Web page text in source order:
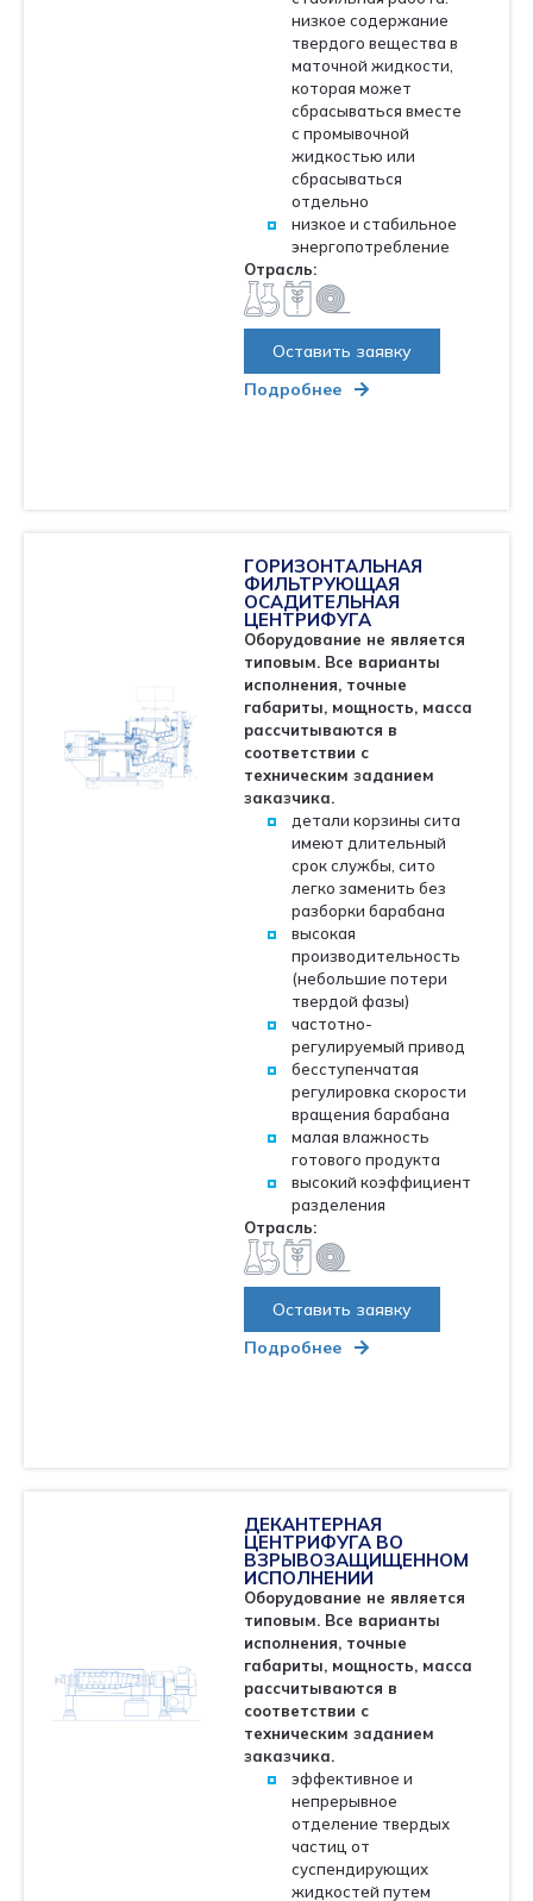
низкое содержание
твердого вещества в
маточной жидкости,
которая может
сбрасываться вместе
с промывочной
жидкостью или
сбрасываться
отдельно
низкое и стабильное
энергопотребление
Отрасль:
Оставить заявку
Подробнее
ГОРИЗОНТАЛЬНАЯ
ФИЛЬТРУЮЩАЯ
ОСАДИТЕЛЬНАЯ
ЦЕНТРИФУГА
Оборудование не является
типовым. Все варианты
исполнения, точные
габариты, мощность, масса
рассчитываются в
соответствии с
техническим заданием
заказчика.
детали корзины сита
имеют длительный
срок службы, сито
легко заменить без
разборки барабана
высокая
производительность
(небольшие потери
твердой фазы)
частотно-
регулируемый привод
бесступенчатая
регулировка скорости
вращения барабана
малая влажность
готового продукта
высокий коэффициент
разделения
Отрасль:
Оставить заявку
Подробнее
ДЕКАНТЕРНАЯ
ЦЕНТРИФУГА ВО
ВЗРЫВОЗАЩИЩЕННОМ
ИСПОЛНЕНИИ
Оборудование не является
типовым. Все варианты
исполнения, точные
габариты, мощность, масса
рассчитываются в
соответствии с
техническим заданием
заказчика.
эффективное и
непрерывное
отделение твердых
частиц от
суспендирующих
жидкостей путем
Оставить заявку
Нажимая кнопку отправить, вы соглашаетесь с